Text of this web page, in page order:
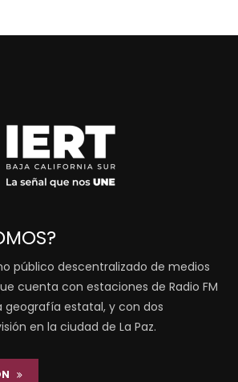
público descentralizado de medios
cuenta con estaciones de Radio FM
geografía estatal, y con dos
en la ciudad de La Paz.